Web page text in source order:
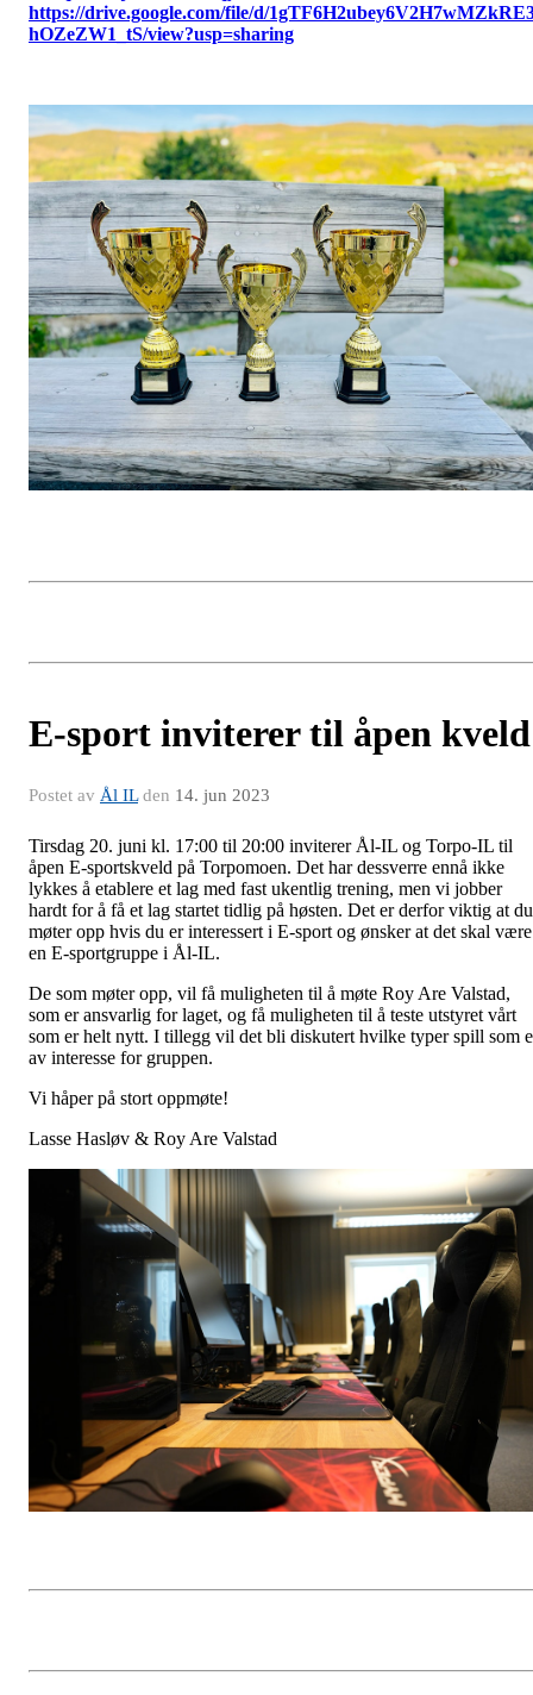
https://drive.google.com/file/d/
hOZeZW1_tS/view?usp=sharing
E-sport inviterer til åpen kveld
Postet av Ål ILden 14. jun 2023
Tirsdag 20. juni kl. 17:00 til 20:00 inviterer Ål-IL og Torpo-IL til
åpen E-sportskveld på Torpomoen. Det har dessverre ennå ikke
lykkes å etablere et lag med fast ukentlig trening, men vi jobber
hardt for å få et lag startet tidlig på høsten. Det er derfor viktig at du
møter opp hvis du er interessert i E-sport og ønsker at det skal være
en E-sportgruppe i Ål-IL.
De som møter opp, vil få muligheten til å møte Roy Are Valstad,
som er ansvarlig for laget, og få muligheten til å teste utstyret vårt
som er helt nytt. I tillegg vil det bli diskutert hvilke typer spill som
av interesse for gruppen.
Vi håper på stort oppmøte!
Lasse Hasløv & Roy Are Valstad